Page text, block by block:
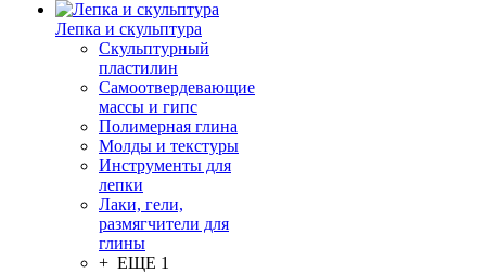
Лепка и скульптура
Скульптурный
пластилин
Самоотвердевающие
массы и гипс
Полимерная глина
Молды и текстуры
Инструменты для
лепки
Лаки, гели,
размягчители для
глины
+ ЕЩЕ 1